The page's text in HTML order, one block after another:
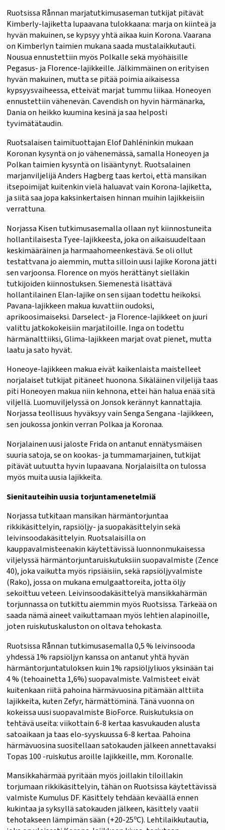
Ruotsissa Rånnan marjatutkimusaseman tutkijat pitävät
Kimberly-lajiketta lupaavana tulokkaana: marja on kiinteä ja
hyvän makuinen, se kypsyy yhtä aikaa kuin Korona. Vaarana
on Kimberlyn taimien mukana saada mustalaikkutauti.
Nousua ennustettiin myös Polkalle sekä myöhäisille
Pegasus- ja Florence-lajikkeille. Jälkimmäinen on erityisen
hyvän makuinen, mutta se pitää poimia aikaisessa
kypsyysvaiheessa, etteivät marjat tummu liikaa. Honeoyen
ennustettiin vähenevän. Cavendish on hyvin härmänarka,
Dania on heikko kuumina kesinä ja saa helposti
tyvimätätaudin.
Ruotsalaisen taimituottajan Elof Dahléninkin mukaan
Koronan kysyntä on jo vähenemässä, samalla Honeoyen ja
Polkan taimien kysyntä on lisääntynyt. Ruotsalainen
marjanviljelijä Anders Hagberg taas kertoi, että mansikan
itsepoimijat kuitenkin vielä haluavat vain Korona-lajiketta,
ja siitä saa jopa kaksinkertaisen hinnan muihin lajikkeisiin
verrattuna.
Norjassa Kisen tutkimusasemalla ollaan nyt kiinnostuneita
hollantilaisesta Tyee-lajikkeesta, joka on aikaisuudeltaan
keskimääräinen ja harmaahomeenkestävä. Se oli ollut
testattvana jo aiemmin, mutta silloin uusi lajike Korona jätti
sen varjoonsa. Florence on myös herättänyt sielläkin
tutkijoiden kiinnostuksen. Siemenestä lisättävä
hollantilainen Elan-lajike on sen sijaan todettu heikoksi.
Pavana-lajikkeen makua kuvattiin oudoksi,
aprikoosimaiseksi. Darselect- ja Florence-lajikkeet on juuri
valittu jatkokokeisiin marjatiloille. Inga on todettu
härmänalttiiksi, Glima-lajikkeen marjat ovat pienet, mutta
laatu ja sato hyvät.
Honeoye-lajikkeen makua eivät kaikenlaista maistelleet
norjalaiset tutkijat pitäneet huonona. Sikäläinen viljelijä taas
piti Honeoyen makua niin kehnona, ettei hän halua enää sitä
viljellä. Luomuviljelyssä on Jonsok kerännyt kannattajia.
Norjassa teollisuus hyväksyy vain Senga Sengana -lajikkeen,
sen joukossa jonkin verran Polkaa ja Koronaa.
Norjalainen uusi jaloste Frida on antanut ennätysmäisen
suuria satoja, se on kookas- ja tummamarjainen, tutkijat
pitävät uutuutta hyvin lupaavana. Norjalaisilta on tulossa
myös muita uusia lajikkeita.
Sienitauteihin uusia torjuntamenetelmiä
Norjassa tutkitaan mansikan härmäntorjuntaa
rikkikäsittelyin, rapsiöljy- ja suopakäsittelyin sekä
leivinsoodakäsittelyin. Ruotsalaisilla on
kauppavalmisteenakin käytettävissä luonnonmukaisessa
viljelyssä härmäntorjuntaruiskutuksiin suopavalmiste (Zence
40), joka vaikutta myös ripsiäisiin, sekä rapsiöljyvalmiste
(Rako), jossa on mukana emulgaattoreita, jotta öljy
sekoittuu veteen. Leivinsoodakäsittelyä mansikkahärmän
torjunnassa on tutkittu aiemmin myös Ruotsissa. Tärkeää on
saada nämä aineet vaikuttamaan myös lehtien alapinoille,
joten ruiskutuskaluston on oltava tehokasta.
Ruotsissa Rånnan tutkimusasemalla 0,5 % leivinsooda
yhdessä 1% rapsiöljyn kanssa on antanut yhtä hyvän
härmäntorjuntatuloksen kuin 1% rapsiöljyliuos yksinään tai
4 % (tehoainetta 1,6%) suopavalmiste. Valmisteet eivät
kuitenkaan riitä pahoina härmävuosina pitämään alttiita
lajikkeita, kuten Zefyr, härmättöminä. Tänä vuonna on
kokeissa uusi suopavalmiste BioForce. Ruiskutuksia on
tehtävä useita: viikottain 6-8 kertaa kasvukauden alusta
satoaikaan ja taas elo-syyskuussa 6-8 kertaa. Pahoina
härmävuosina suositellaan satokauden jälkeen annettavaksi
Topas 100 -ruiskutus aroille lajikkeille, mm. Koronalle.
Mansikkahärmää pyritään myös joillakin tiloillakin
torjumaan rikkikäsittelyin, tähän on Ruotsissa käytettävissä
valmiste Kumulus DF. Käsittely tehdään keväällä ennen
kukintaa ja syksyllä satokauden jälkeen, käsittely vaatii
tehotakseen lämpimän sään (+20-25ºC). Lehtilaikkutautia,